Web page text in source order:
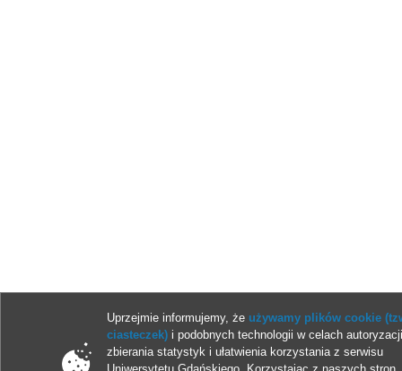
Uprzejmie informujemy, że używamy plików cookie
ciasteczek)i podobnych technologii w celach
zbierania statystyk i ułatwienia korzystania z serwisu